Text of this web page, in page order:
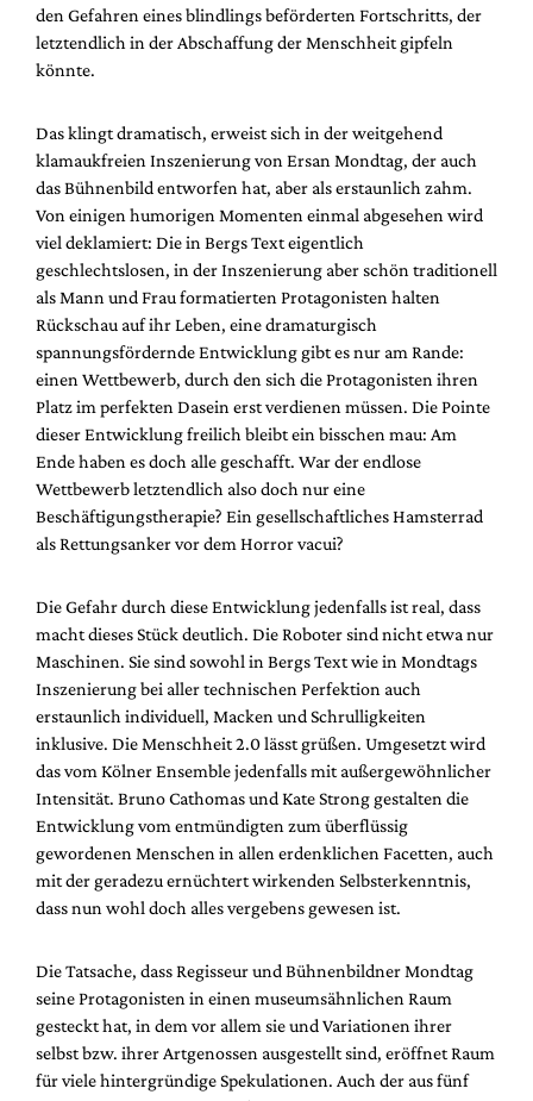
den Gefahren eines blindlings beförderten Fortschritts, der
letztendlich in der Abschaffung der Menschheit gipfeln
könnte.
Das klingt dramatisch, erweist sich in der weitgehend
klamaukfreien Inszenierung von Ersan Mondtag, der auch
das Bühnenbild entworfen hat, aber als erstaunlich zahm.
Von einigen humorigen Momenten einmal abgesehen wird
viel deklamiert: Die in Bergs Text eigentlich
geschlechtslosen, in der Inszenierung aber schön traditionell
als Mann und Frau formatierten Protagonisten halten
Rückschau auf ihr Leben, eine dramaturgisch
spannungsfördernde Entwicklung gibt es nur am Rande:
einen Wettbewerb, durch den sich die Protagonisten ihren
Platz im perfekten Dasein erst verdienen müssen. Die Pointe
dieser Entwicklung freilich bleibt ein bisschen mau: Am
Ende haben es doch alle geschafft. War der endlose
Wettbewerb letztendlich also doch nur eine
Beschäftigungstherapie? Ein gesellschaftliches Hamsterrad
als Rettungsanker vor dem Horror vacui?
Die Gefahr durch diese Entwicklung jedenfalls ist real, dass
macht dieses Stück deutlich. Die Roboter sind nicht etwa nur
Maschinen. Sie sind sowohl in Bergs Text wie in Mondtags
Inszenierung bei aller technischen Perfektion auch
erstaunlich individuell, Macken und Schrulligkeiten
inklusive. Die Menschheit 2.0 lässt grüßen. Umgesetzt wird
das vom Kölner Ensemble jedenfalls mit außergewöhnlicher
Intensität. Bruno Cathomas und Kate Strong gestalten die
Entwicklung vom entmündigten zum überflüssig
gewordenen Menschen in allen erdenklichen Facetten, auch
mit der geradezu ernüchtert wirkenden Selbsterkenntnis,
dass nun wohl doch alles vergebens gewesen ist.
Die Tatsache, dass Regisseur und Bühnenbildner Mondtag
seine Protagonisten in einen museumsähnlichen Raum
gesteckt hat, in dem vor allem sie und Variationen ihrer
selbst bzw. ihrer Artgenossen ausgestellt sind, eröffnet Raum
für viele hintergründige Spekulationen. Auch der aus fünf